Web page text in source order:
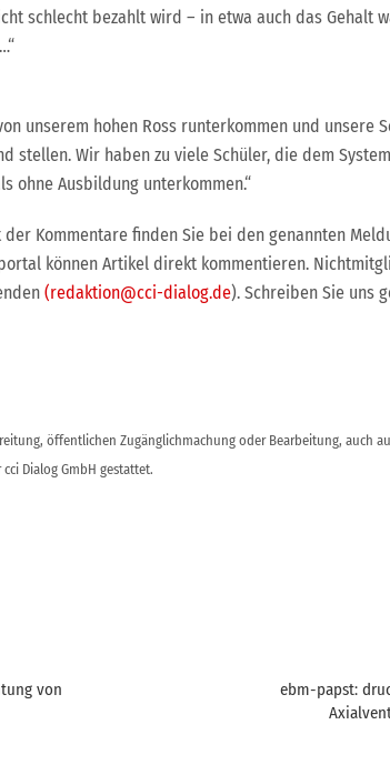
schlecht bezahlt wird – in etwa auch das Gehalt
unserem hohen Ross runterkommen und unsere
stellen. Wir haben zu viele Schüler, die dem
ohne Ausbildung unterkommen.“
Kommentare finden Sie bei den genannten
können Artikel direkt kommentieren.
(redaktion@cci-dialog.de). Schreiben Sie uns
öffentlichen Zugänglichmachung oder Bearbeitung, auch
Dialog GmbH gestattet.
von
ebm-papst: